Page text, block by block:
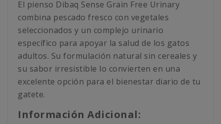
El pienso Dibaq Sense Grain Free Urinary
combina pescado fresco con vegetales
seleccionados y un complejo urinario
específico para apoyar la salud de los gatos
adultos. Su formulación natural sin cereales y
su sabor irresistible lo convierten en una
excelente opción para el bienestar diario de tu
gatete.
Información Adicional: